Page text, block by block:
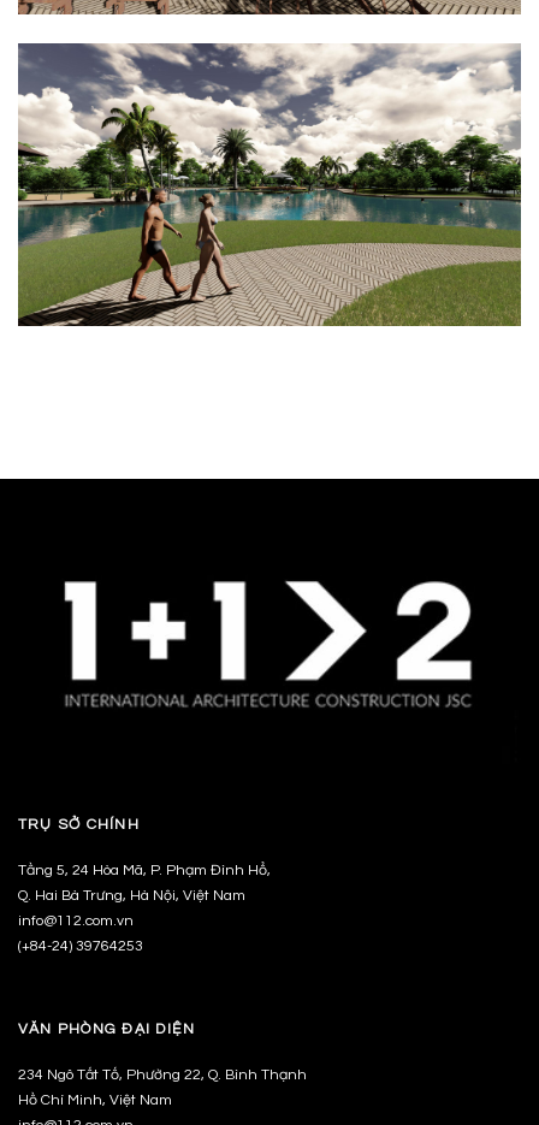
TRỤ SỞ CHÍNH
Tầng 5, 24 Hòa Mã, P. Phạm Đình Hổ,
Q. Hai Bà Trưng, Hà Nội, Việt Nam
info@112.com.vn
(+84-24) 39764253
VĂN PHÒNG ĐẠI DIỆN
234 Ngô Tất Tố, Phường 22, Q. Bình Thạnh
Hồ Chí Minh, Việt Nam